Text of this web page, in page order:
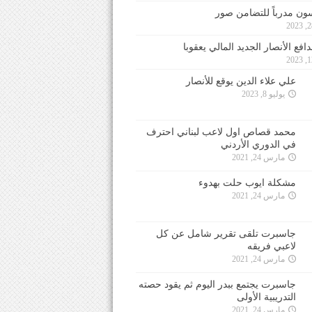
مدرباً للتضامن صور
الأنصار الجديد المالي يعقوبا
علي علاء الدين يوقع للأنصار
يوليو 8, 2023
محمد قصاص اول لاعب لبناني احترف
في الدوري الأردني
مارس 24, 2021
مشكلة ايوب حلت بهدوء
مارس 24, 2021
جاسبرت تلقى تقرير شامل عن كل
لاعبي فريقه
مارس 24, 2021
جاسبرت يجتمع ببدر اليوم ثم يقود حصته
التدريبية الأولى
مارس 24, 2021